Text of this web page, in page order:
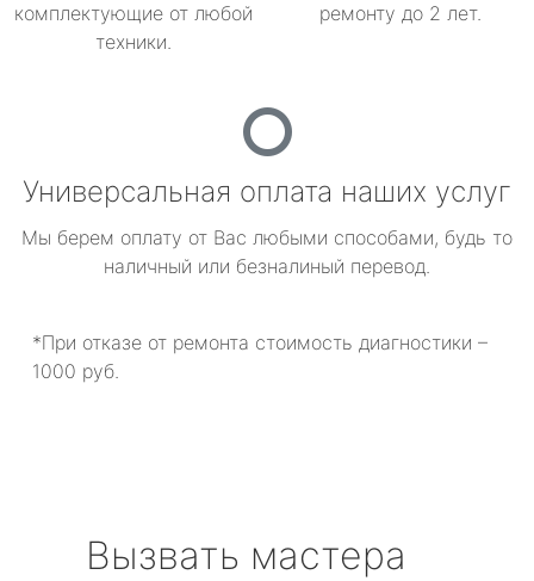
комплектующие от любой
техники.
ремонту до 2 лет.
Универсальная оплата наших услуг
Мы берем оплату от Вас любыми способами, будь то
наличный или безналиный перевод.
*При отказе от ремонта стоимость диагностики –
1000 руб.
Вызвать мастера